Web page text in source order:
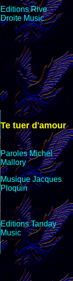
EditionsRive
Droite Music
Te tuer d'amour
Paroles Michel
Mallory
Musique Jacques
Ploquin
EditionsTanday
Music